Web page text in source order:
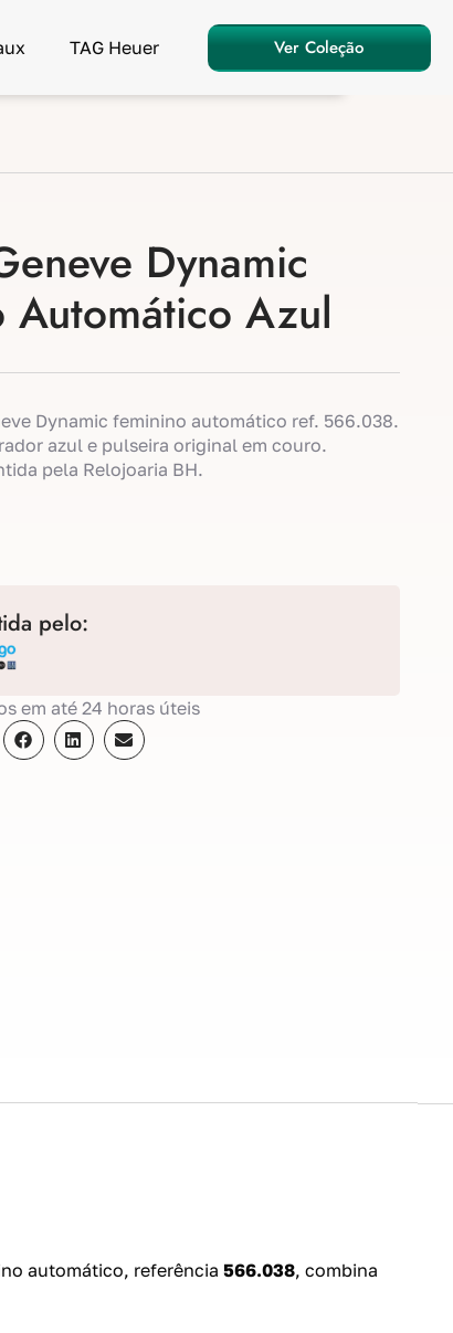
TAG Heuer Ver Coleção
Dynamic
Automático Azul
Dynamic feminino automático ref. 566.038.
azul e pulseira original em couro.
pela Relojoaria BH.
pelo:
em até 24 horas úteis
automático, referência 566.038, combina